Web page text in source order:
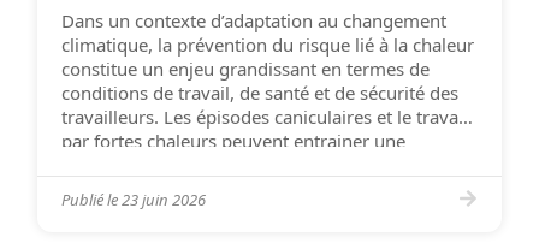
Dans un contexte d’adaptation au changement
climatique, la prévention du risque lié à la chaleur
constitue un enjeu grandissant en termes de
conditions de travail, de santé et de sécurité des
travailleurs. Les épisodes caniculaires et le travail
par fortes chaleurs peuvent entrainer une
majorité des secteurs d’activité et augmentent les
risques d’accidents
Publié le23 juin 2026